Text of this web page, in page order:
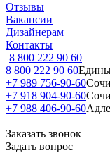
Отзывы
Вакансии
Дизайнерам
Контакты
8 800 222 90 60
8 800 222 90 60
+7 989 756-90-60
+7 918 904-90-60
+7 988 406-90-60
Заказать звонок
Задать вопрос